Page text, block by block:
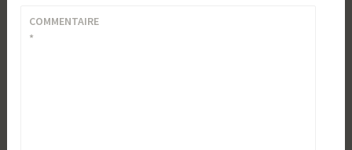
COMMENTAIRE
*